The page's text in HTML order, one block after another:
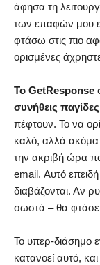
άφησα τη
των επαφών μου
φτάσω στις πιο
ορισμένες
Το GetResponse
συνήθεις παγίδες
πέφτουν. Το να
καλό, αλλά ακόμα
την ακριβή ώρα
email. Αυτό
διαβάζονται. Αν
σωστά – θα
To υπερ-διάσημο
κατανοεί αυτό,